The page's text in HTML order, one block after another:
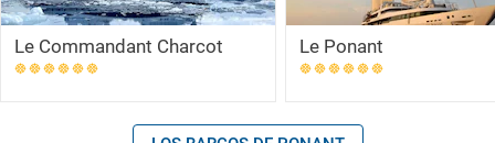
Le Commandant Charcot Le Ponant